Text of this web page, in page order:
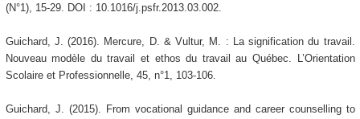
(N°1), 15-29. DOI : 10.1016/j.psfr.2013.03.002.
Guichard, J. (2016). Mercure, D. & Vultur, M. : La signification du travail.
Nouveau modèle du travail et ethos du travail au Québec. L’Orientation
Scolaire et Professionnelle, 45, n°1, 103-106.
Guichard, J. (2015). From vocational guidance and career counselling to